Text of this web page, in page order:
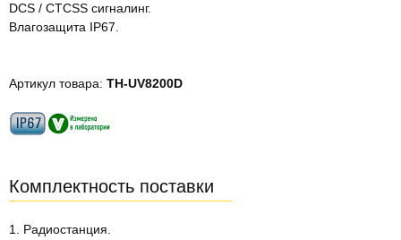
DCS / CTCSS сигналинг.
Влагозащита IP67.
Артикул товара: TH-UV8200D
Комплектность поставки
1. Радиостанция.